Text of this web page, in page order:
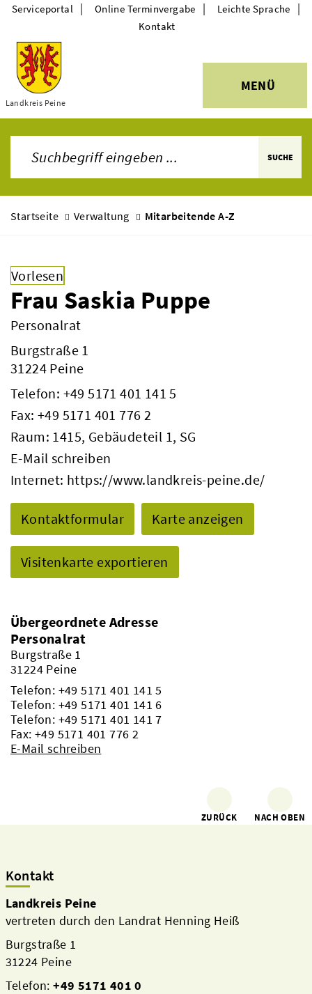
Themen
Landkreis Peine
MENÜ
Serviceportal | Online Terminvergabe | Leichte Sprache |
Kontakt
SUCHE
Startseite Verwaltung Mitarbeitende A-Z
Vorlesen
Frau Saskia Puppe
Personalrat
Burgstraße 1
31224 Peine
Telefon: +49 5171 401 141 5
Fax: +49 5171 401 776 2
Raum: 1415, Gebäudeteil 1, SG
E-Mail schreiben
Internet: https://www.landkreis-peine.de/
Kontaktformular Karte anzeigen
Visitenkarte exportieren
Übergeordnete Adresse
Personalrat
Burgstraße 1
31224 Peine
Telefon: +49 5171 401 141 5
Telefon: +49 5171 401 141 6
Telefon: +49 5171 401 141 7
Fax: +49 5171 401 776 2
E-Mail schreiben
ZURÜCK NACH OBEN
Kontakt
Landkreis Peine
vertreten durch den Landrat Henning Heiß
Burgstraße 1
31224 Peine
Telefon:+49 5171 401 0